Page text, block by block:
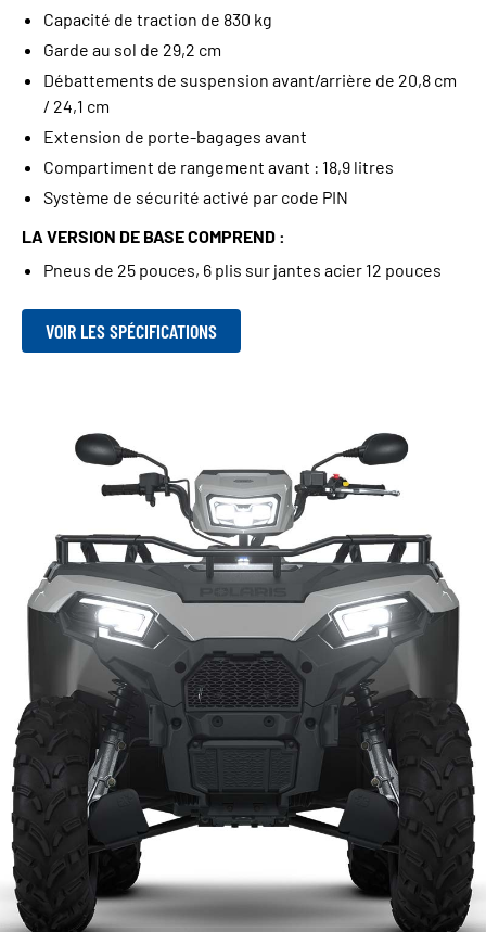
Capacité de traction de 830 kg
Garde au sol de 29,2 cm
Débattements de suspension avant/arrière de 20,8 cm
/ 24,1 cm
Extension de porte-bagages avant
Compartiment de rangement avant : 18,9 litres
Système de sécurité activé par code PIN
LA VERSION DE BASE COMPREND :
Pneus de 25 pouces, 6 plis sur jantes acier 12 pouces
VOIR LES SPÉCIFICATIONS